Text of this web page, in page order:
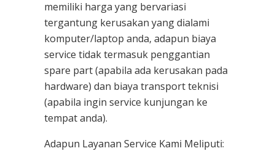
memiliki harga yang bervariasi
tergantung kerusakan yang dialami
komputer/laptop anda, adapun biaya
service tidak termasuk penggantian
spare part (apabila ada kerusakan pada
hardware) dan biaya transport teknisi
(apabila ingin service kunjungan ke
tempat anda).
Adapun Layanan Service Kami Meliputi: